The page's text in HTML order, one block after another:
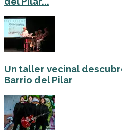
Un taller vecinal
Barrio del Pilar